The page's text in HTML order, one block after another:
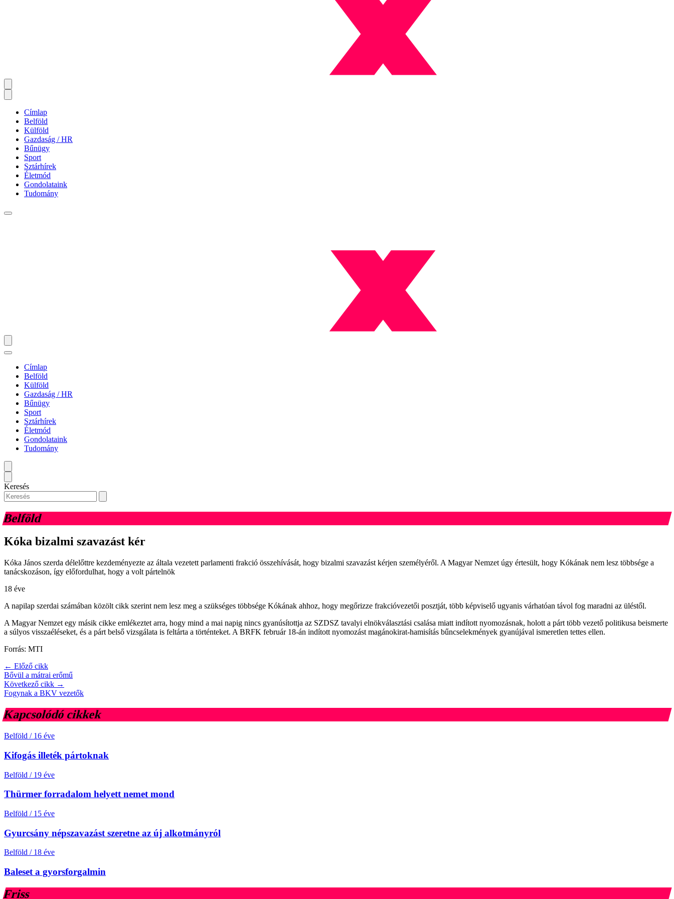
Címlap
Belföld
Külföld
Gazdaság / HR
Bűnügy
Sport
Sztárhírek
Életmód
Gondolataink
Tudomány
Címlap
Belföld
Külföld
Gazdaság / HR
Bűnügy
Sport
Sztárhírek
Életmód
Gondolataink
Tudomány
Keresés
Belföld
Kóka bizalmi szavazást kér
Kóka János szerda délelőttre kezdeményezte az általa vezetett parlamenti frakció összehívását, hogy bizalmi szavazást kérjen személyéről. A Magyar Nemzet úgy értesült, hogy Kókának nem lesz többsége a
tanácskozáson, így előfordulhat, hogy a volt pártelnök
18 éve
A napilap szerdai számában közölt cikk szerint nem lesz meg a szükséges többsége Kókának ahhoz, hogy megőrizze frakcióvezetői posztját, több képviselő ugyanis várhatóan távol fog maradni az üléstől.
A Magyar Nemzet egy másik cikke emlékeztet arra, hogy mind a mai napig nincs gyanúsítottja az SZDSZ tavalyi elnökválasztási csalása miatt indított nyomozásnak, holott a párt több vezető politikusa beismerte
a súlyos visszaéléseket, és a párt belső vizsgálata is feltárta a történteket. A BRFK február 18-án indított nyomozást magánokirat-hamisítás bűncselekmények gyanújával ismeretlen tettes ellen.
Forrás: MTI
← Előző cikk
Bővül a mátrai erőmű
Következő cikk →
Fogynak a BKV vezetők
Kapcsolódó cikkek
Belföld / 16 éve
Kifogás illeték pártoknak
Belföld / 19 éve
Thürmer forradalom helyett nemet mond
Belföld / 15 éve
Gyurcsány népszavazást szeretne az új alkotmányról
Belföld / 18 éve
Baleset a gyorsforgalmin
Friss